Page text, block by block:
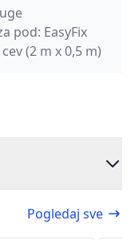
pod: EasyFix
(2 m x 0,5 m)
Pogledaj sve